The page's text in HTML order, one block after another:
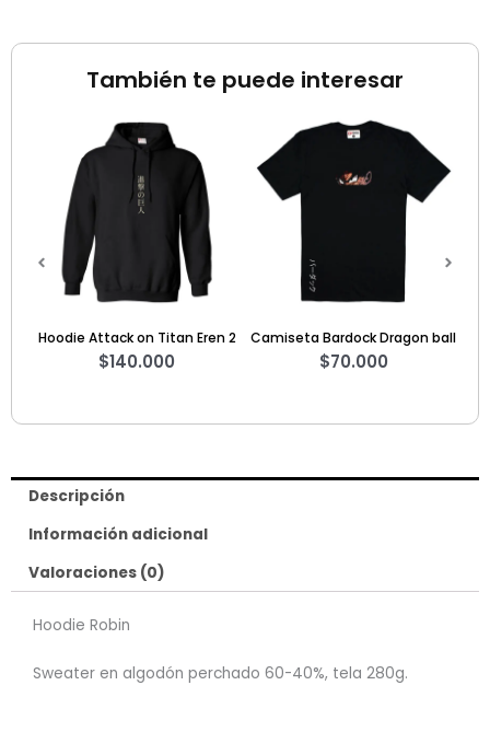
También te puede interesar
Hoodie Attack on Titan Eren 2
$140.000
Camiseta Bardock Dragon ball
$70.000
Descripción
Información adicional
Valoraciones (0)
Hoodie Robin
Sweater en algodón perchado 60-40%, tela 280g.